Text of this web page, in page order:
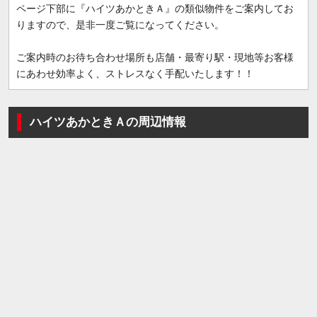
ページ下部に『ハイツあかときＡ』の類似物件をご案内してお
りますので、是非一度ご覧になってください。
ご案内時のお待ち合わせ場所も店舗・最寄り駅・現地等お客様
にあわせ効率よく、ストレスなく手配いたします！！
ハイツあかときＡの周辺情報